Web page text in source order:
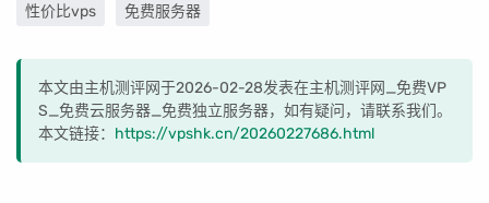
性价比vps 免费服务器
本文由主机测评网于2026-02-28发表在主机测评网_免费VP
S_免费云服务器_免费独立服务器，如有疑问，请联系我们。
本文链接： https://vpshk.cn/20260227686.html